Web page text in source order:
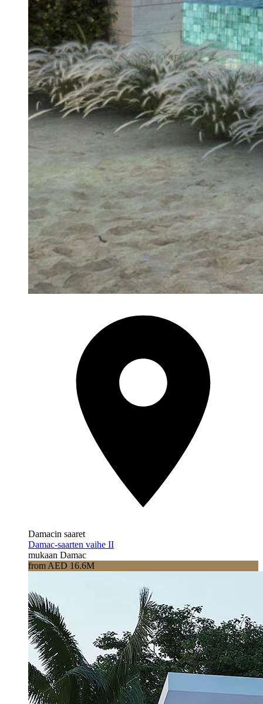
Damacin saaret
Damac-saarten vaihe II
mukaan Damac
from AED 16.6M